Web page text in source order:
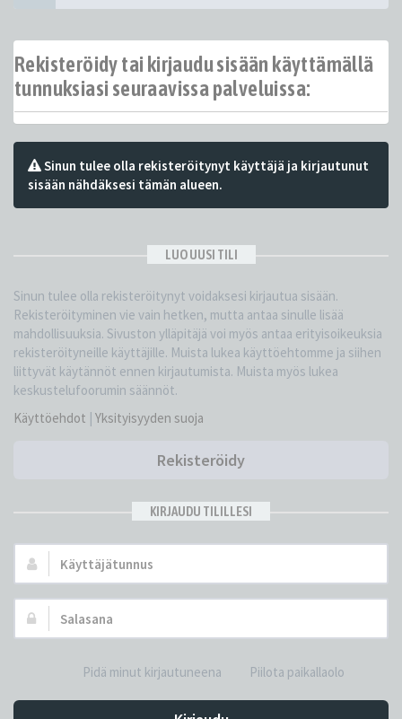
Rekisteröidy tai kirjaudu sisään käyttämällä
tunnuksiasi seuraavissa palveluissa:
Sinun tulee olla rekisteröitynyt käyttäjä ja kirjautunut
sisään nähdäksesi tämän alueen.
LUO UUSI TILI
Sinun tulee olla rekisteröitynyt voidaksesi kirjautua sisään.
Rekisteröityminen vie vain hetken, mutta antaa sinulle lisää
mahdollisuuksia. Sivuston ylläpitäjä voi myös antaa erityisoikeuksia
rekisteröityneille käyttäjille. Muista lukea käyttöehtomme ja siihen
liittyvät käytännöt ennen kirjautumista. Muista myös lukea
keskustelufoorumin säännöt.
Käyttöehdot | Yksityisyyden suoja
Rekisteröidy
KIRJAUDU TILILLESI
Käyttäjätunnus:
Salasana:
Pidä minut kirjautuneena Piilota paikallaolo